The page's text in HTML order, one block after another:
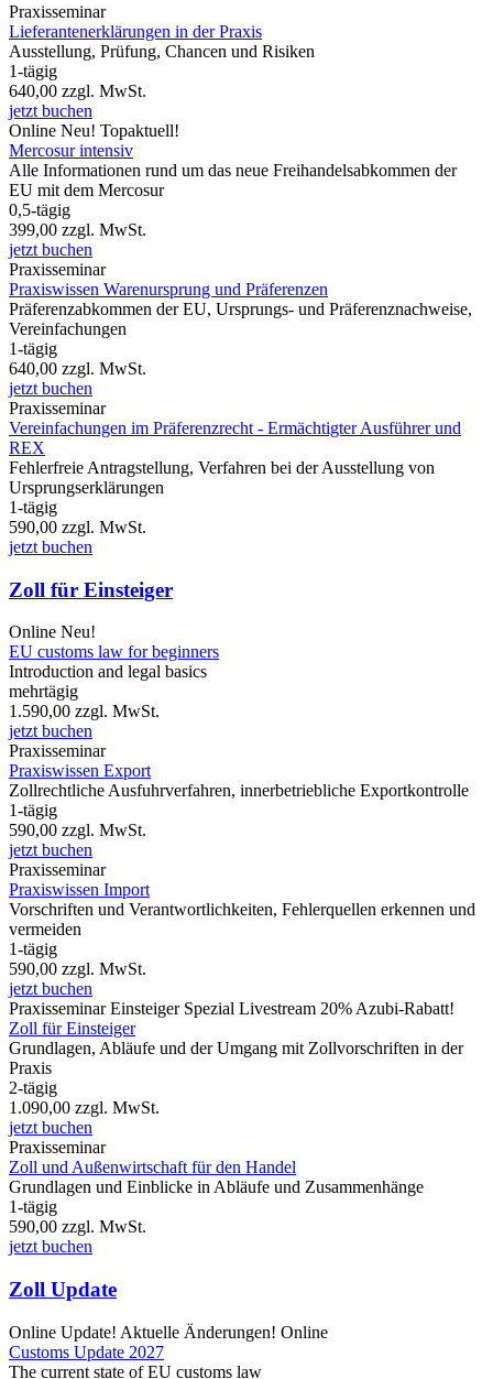
Praxisseminar
Lieferantenerklärungen in der Praxis
Ausstellung, Prüfung, Chancen und Risiken
1-tägig
640,00 zzgl. MwSt.
jetzt buchen
Online Neu! Topaktuell!
Mercosur intensiv
Alle Informationen rund um das neue Freihandelsabkommen der
EU mit dem Mercosur
0,5-tägig
399,00 zzgl. MwSt.
jetzt buchen
Praxisseminar
Praxiswissen Warenursprung und Präferenzen
Präferenzabkommen der EU, Ursprungs- und Präferenznachweise,
Vereinfachungen
1-tägig
640,00 zzgl. MwSt.
jetzt buchen
Praxisseminar
Vereinfachungen im Präferenzrecht - Ermächtigter Ausführer und
REX
Fehlerfreie Antragstellung, Verfahren bei der Ausstellung von
Ursprungserklärungen
1-tägig
590,00 zzgl. MwSt.
jetzt buchen
Zoll für Einsteiger
Online Neu!
EU customs law for beginners
Introduction and legal basics
mehrtägig
1.590,00 zzgl. MwSt.
jetzt buchen
Praxisseminar
Praxiswissen Export
Zollrechtliche Ausfuhrverfahren, innerbetriebliche Exportkontrolle
1-tägig
590,00 zzgl. MwSt.
jetzt buchen
Praxisseminar
Praxiswissen Import
Vorschriften und Verantwortlichkeiten, Fehlerquellen erkennen und
vermeiden
1-tägig
590,00 zzgl. MwSt.
jetzt buchen
Praxisseminar Einsteiger Spezial Livestream 20% Azubi-Rabatt!
Zoll für Einsteiger
Grundlagen, Abläufe und der Umgang mit Zollvorschriften in der
Praxis
2-tägig
1.090,00 zzgl. MwSt.
jetzt buchen
Praxisseminar
Zoll und Außenwirtschaft für den Handel
Grundlagen und Einblicke in Abläufe und Zusammenhänge
1-tägig
590,00 zzgl. MwSt.
jetzt buchen
Zoll Update
Online Update! Aktuelle Änderungen! Online
Customs Update 2027
The current state of EU customs law